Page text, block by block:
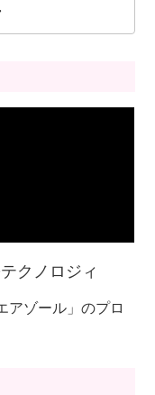
・プラスチッ
クノロジィ
アゾール」のプロ